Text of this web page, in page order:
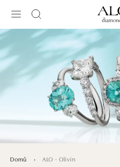
Domů ALO - Olivín